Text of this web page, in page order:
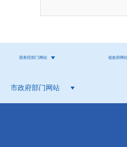
国务院部门网站 省政府网
市政府部门网站